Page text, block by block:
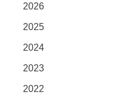
2026
2025
2024
2023
2022